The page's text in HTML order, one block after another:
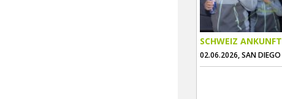
SCHWEIZ ANKUNFT
02.06.2026, SAN DIEGO